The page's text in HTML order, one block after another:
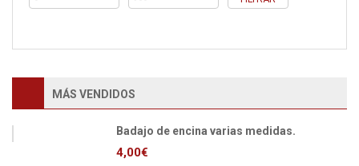
MÁS VENDIDOS
Badajo de encina varias medidas.
4,00€